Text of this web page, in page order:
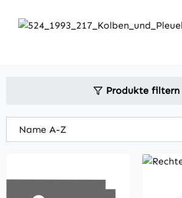
Produkte filtern